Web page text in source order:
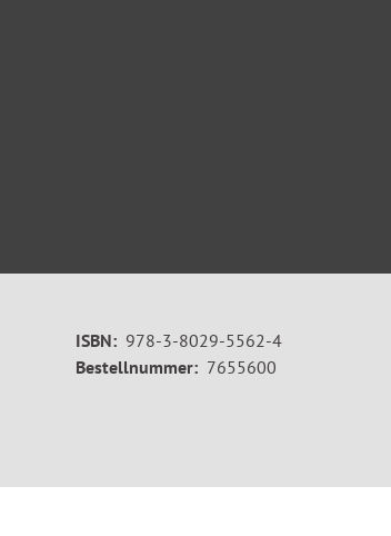
ISBN: 978-3-8029-5562-4
Bestellnummer: 7655600